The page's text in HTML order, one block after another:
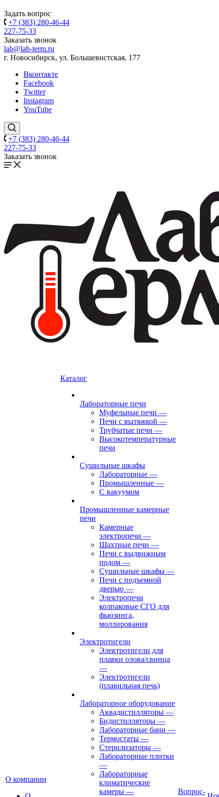
Задать вопрос
+7 (383) 280-46-44
227-75-33
Заказать звонок
lab@lab-term.ru
г. Новосибирск, ул. Большевистская, 177
Вконтакте
Facebook
Twitter
Instagram
YouTube
+7 (383) 280-46-44
227-75-33
Заказать звонок
О компании
Каталог
Лабораторные печи
Муфельные печи —
Печи с вытяжкой —
Трубчатые печи —
Высокотемпературные
печи
Сушильные шкафы
Лабораторные —
Промышленные —
С вакуумом
Промышленные камерные
печи
Камерные
электропечи —
Шахтные печи —
Печи с выдвижным
подом —
Сушильные шкафы —
Печи с подъемной
дверью —
Электропечи
колпаковые СГО для
фьюзинга,
моллирования
Электротигели
Электротигели для
плавки олова/свинца
—
Электротигели
(плавильная печь)
Лабораторное оборудование
Аквадистилляторы —
Бидистилляторы —
Лабораторные бани —
Термостаты —
Стерилизаторы —
Лабораторные плитки
—
Лабораторные
климатические
камеры —
Вопрос-